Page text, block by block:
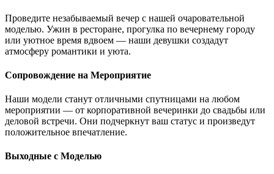
Проведите незабываемый вечер с нашей очаровательной
моделью. Ужин в ресторане, прогулка по вечернему городу
или уютное время вдвоем — наши девушки создадут
атмосферу романтики и уюта.
Сопровождение на Мероприятие
Наши модели станут отличными спутницами на любом
мероприятии — от корпоративной вечеринки до свадьбы или
деловой встречи. Они подчеркнут ваш статус и произведут
положительное впечатление.
Выходные с Моделью